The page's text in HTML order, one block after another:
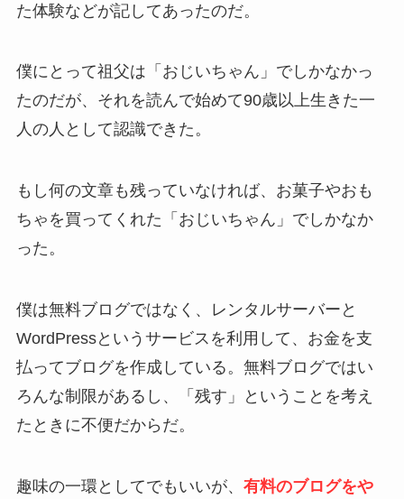
た体験などが記してあったのだ。
僕にとって祖父は「おじいちゃん」でしかなかっ
たのだが、それを読んで始めて90歳以上生きた一
人の人として認識できた。
もし何の文章も残っていなければ、お菓子やおも
ちゃを買ってくれた「おじいちゃん」でしかなか
った。
僕は無料ブログではなく、レンタルサーバーと
WordPressというサービスを利用して、お金を支
払ってブログを作成している。無料ブログではい
ろんな制限があるし、「残す」ということを考え
たときに不便だからだ。
趣味の一環としてでもいいが、 有料のブログをや